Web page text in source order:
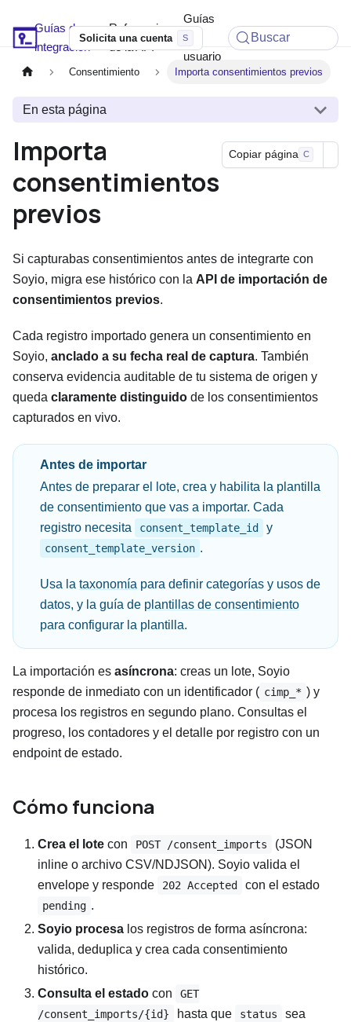
Soyio Docs
Guías de
integración
Referencia
de la API
Guías
de
usuario
Solicita una cuenta Buscar
Consentimiento Importa consentimientos previos
En esta página
Importa
consentimientos
previos
Copiar página C
Si capturabas consentimientos antes de integrarte con
Soyio, migra ese histórico con la API de importación de
consentimientos previos.
Cada registro importado genera un consentimiento en
Soyio, anclado a su fecha real de captura. También
conserva evidencia auditable de tu sistema de origen y
queda claramente distinguido de los consentimientos
capturados en vivo.
Antes de importar
Antes de preparar el lote, crea y habilita la plantilla
de consentimiento que vas a importar. Cada
registro necesita
consent_template_id y
consent_template_version .
Usa la taxonomía para definir categorías y usos de
datos, y la guía de plantillas de consentimiento
para configurar la plantilla.
La importación es asíncrona: creas un lote, Soyio
responde de inmediato con un identificador ( cimp_* ) y
procesa los registros en segundo plano. Consultas el
progreso, los contadores y el detalle por registro con un
endpoint de estado.
Cómo funciona
Crea el lote con POST /consent_imports
(JSON
inline o archivo CSV/NDJSON). Soyio valida el
envelope y responde
202 Accepted con el estado
pending .
Soyio procesa los registros de forma asíncrona:
valida, deduplica y crea cada consentimiento
histórico.
Consulta el estado con
GET
/consent_imports/{id}
hasta que status sea